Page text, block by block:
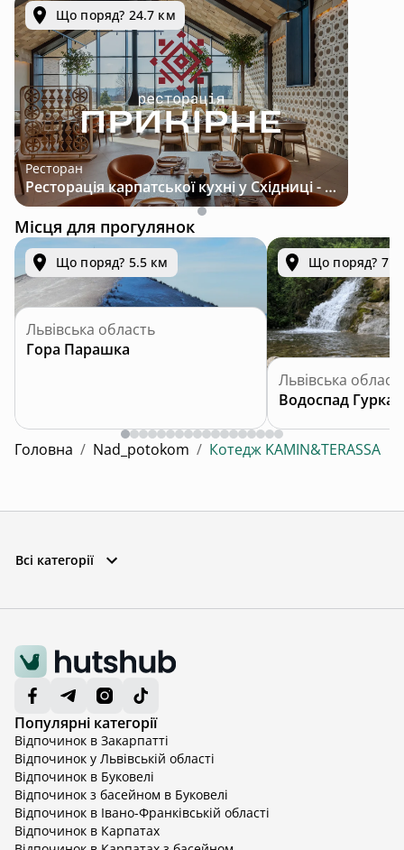
Що поряд? 24.7 км
Ресторан
Ресторація карпатської кухні у Східниці - місце з характером і традиціями
Місця для прогулянок
Що поряд? 5.5 км
Львівська область
Гора Парашка
Що поряд? 7.8
Львівська
Водоспад
Головна / Nad_potokom / Котедж KAMIN&TERASSA
Всі категорії
Популярні категорії
Відпочинок в Закарпатті
Відпочинок у Львівській області
Відпочинок в Буковелі
Відпочинок з басейном в Буковелі
Відпочинок в Івано-Франківській області
Відпочинок в Карпатах